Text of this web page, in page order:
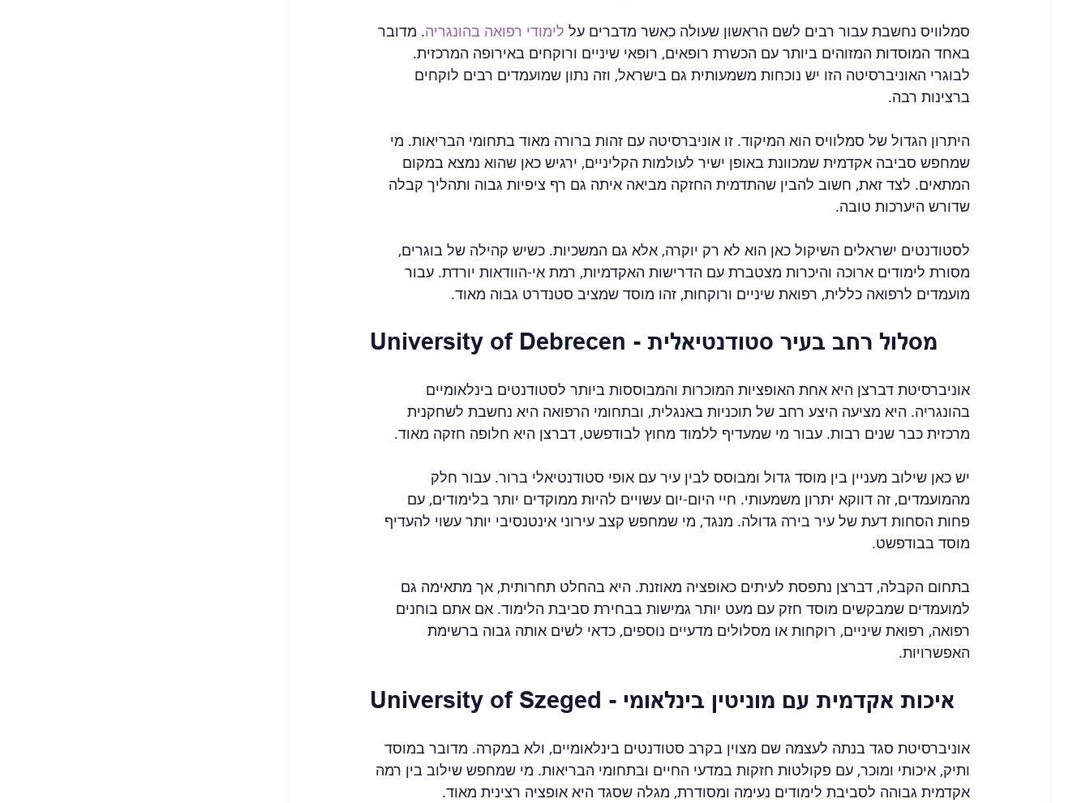
סמלוויס נחשבת עבור רבים לשם הראשון שעולה כאשר מדברים על לימודי רפואה בהונגריה. מדובר
באחד המוסדות המזוהים ביותר עם הכשרת רופאים, רופאי שיניים ורוקחים באירופה המרכזית.
לבוגרי האוניברסיטה הזו יש נוכחות משמעותית גם בישראל, וזה נתון שמועמדים רבים לוקחים
ברצינות רבה.
היתרון הגדול של סמלוויס הוא המיקוד. זו אוניברסיטה עם זהות ברורה מאוד בתחומי הבריאות. מי
שמחפש סביבה אקדמית שמכוונת באופן ישיר לעולמות הקליניים, ירגיש כאן שהוא נמצא במקום
המתאים. לצד זאת, חשוב להבין שהתדמית החזקה מביאה איתה גם רף ציפיות גבוה ותהליך קבלה
שדורש היערכות טובה.
לסטודנטים ישראלים השיקול כאן הוא לא רק יוקרה, אלא גם המשכיות. כשיש קהילה של בוגרים,
מסורת לימודים ארוכה והיכרות מצטברת עם הדרישות האקדמיות, רמת אי-הוודאות יורדת. עבור
מועמדים לרפואה כללית, רפואת שיניים ורוקחות, זהו מוסד שמציב סטנדרט גבוה מאוד.
University of Debrecen - מסלול רחב בעיר סטודנטיאלית
אוניברסיטת דברצן היא אחת האופציות המוכרות והמבוססות ביותר לסטודנטים בינלאומיים
בהונגריה. היא מציעה היצע רחב של תוכניות באנגלית, ובתחומי הרפואה היא נחשבת לשחקנית
מרכזית כבר שנים רבות. עבור מי שמעדיף ללמוד מחוץ לבודפשט, דברצן היא חלופה חזקה מאוד.
יש כאן שילוב מעניין בין מוסד גדול ומבוסס לבין עיר עם אופי סטודנטיאלי ברור. עבור חלק
מהמועמדים, זה דווקא יתרון משמעותי. חיי היום-יום עשויים להיות ממוקדים יותר בלימודים, עם
פחות הסחות דעת של עיר בירה גדולה. מנגד, מי שמחפש קצב עירוני אינטנסיבי יותר עשוי להעדיף
מוסד בבודפשט.
בתחום הקבלה, דברצן נתפסת לעיתים כאופציה מאוזנת. היא בהחלט תחרותית, אך מתאימה גם
למועמדים שמבקשים מוסד חזק עם מעט יותר גמישות בבחירת סביבת הלימוד. אם אתם בוחנים
רפואה, רפואת שיניים, רוקחות או מסלולים מדעיים נוספים, כדאי לשים אותה גבוה ברשימת
האפשרויות.
University of Szeged - איכות אקדמית עם מוניטין בינלאומי
אוניברסיטת סגד בנתה לעצמה שם מצוין בקרב סטודנטים בינלאומיים, ולא במקרה. מדובר במוסד
ותיק, איכותי ומוכר, עם פקולטות חזקות במדעי החיים ובתחומי הבריאות. מי שמחפש שילוב בין רמה
אקדמית גבוהה לסביבת לימודים נעימה ומסודרת, מגלה שסגד היא אופציה רצינית מאוד.